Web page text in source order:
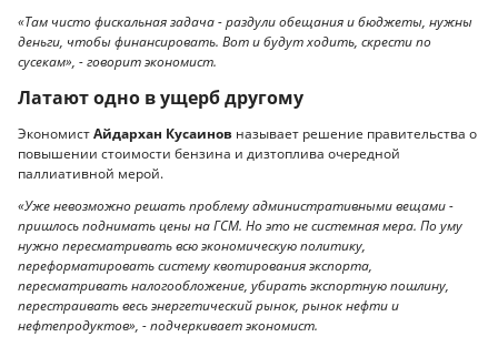
«Там чисто фискальная задача - раздули обещания и бюджеты, нужны
деньги, чтобы финансировать. Вот и будут ходить, скрести по
сусекам», - говорит экономист.
Латают одно в ущерб другому
ЭкономистАйдархан Кусаинов называет решение правительства о
повышении стоимости бензина и дизтоплива очередной
паллиативной мерой.
«Уже невозможно решать проблему административными вещами -
пришлось поднимать цены на ГСМ. Но это не системная мера. По уму
нужно пересматривать всю экономическую политику,
переформатировать систему квотирования экспорта,
пересматривать налогообложение, убирать экспортную пошлину,
перестраивать весь энергетический рынок, рынок нефти и
нефтепродуктов», - подчеркивает экономист.